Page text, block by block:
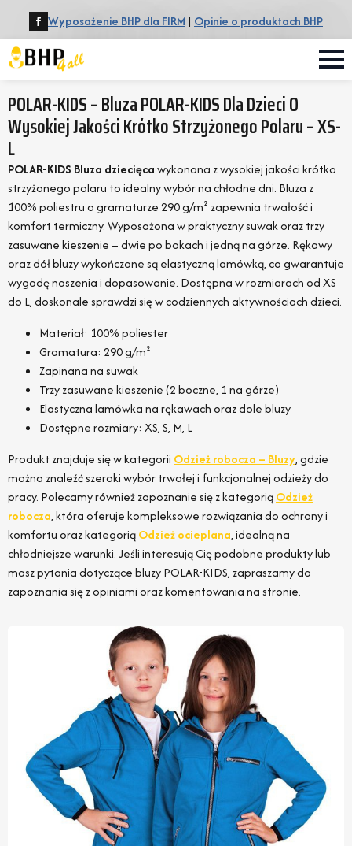
Wyposażenie BHP dla FIRM | Opinie o produktach BHP
POLAR-KIDS – Bluza POLAR-KIDS Dla Dzieci O
Wysokiej Jakości Krótko Strzyżonego Polaru – XS-
L
POLAR-KIDS Bluza dziecięcawykonana z wysokiej jakości krótko
strzyżonego polaru to idealny wybór na chłodne dni. Bluza z
100% poliestru o gramaturze 290 g/m² zapewnia trwałość i
komfort termiczny. Wyposażona w praktyczny suwak oraz trzy
zasuwane kieszenie – dwie po bokach i jedną na górze. Rękawy
oraz dół bluzy wykończone są elastyczną lamówką, co gwarantuje
wygodę noszenia i dopasowanie. Dostępna w rozmiarach od XS
do L, doskonale sprawdzi się w codziennych aktywnościach dzieci.
Materiał: 100% poliester
Gramatura: 290 g/m²
Zapinana na suwak
Trzy zasuwane kieszenie (2 boczne, 1 na górze)
Elastyczna lamówka na rękawach oraz dole bluzy
Dostępne rozmiary: XS, S, M, L
Produkt znajduje się w kategorii Odzież robocza – Bluzy, gdzie
można znaleźć szeroki wybór trwałej i funkcjonalnej odzieży do
pracy. Polecamy również zapoznanie się z kategoriąOdzież
robocza, która oferuje kompleksowe rozwiązania do ochrony i
komfortu oraz kategoriąOdzież ocieplana, idealną na
chłodniejsze warunki. Jeśli interesują Cię podobne produkty lub
masz pytania dotyczące bluzy POLAR-KIDS, zapraszamy do
zapoznania się z opiniami oraz komentowania na stronie.